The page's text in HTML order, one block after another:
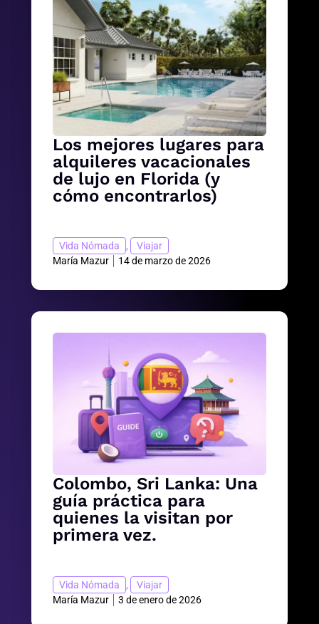
Los mejores lugares para
alquileres vacacionales
de lujo en Florida (y
cómo encontrarlos)
Vida Nómada ,
Viajar
María Mazur
14 de marzo de 2026
Colombo, Sri Lanka: Una
guía práctica para
quienes la visitan por
primera vez.
Vida Nómada ,
Viajar
María Mazur
3 de enero de 2026